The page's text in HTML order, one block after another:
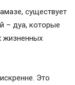
существует
– дуа, которые
жизненных
Это